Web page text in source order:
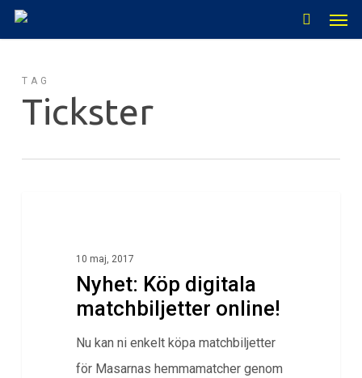
Skip
to
content
TAG
Tickster
10 maj, 2017
Nyhet: Köp digitala
matchbiljetter online!
Nu kan ni enkelt köpa matchbiljetter
för Masarnas hemmamatcher genom